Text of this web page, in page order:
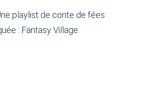
playlist de conte de fées
: Fantasy Village.